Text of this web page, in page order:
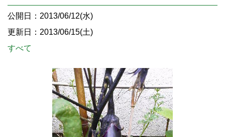
公開日：2013/06/12(水)
更新日：2013/06/15(土)
すべて